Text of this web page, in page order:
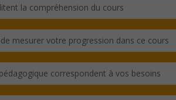
la compréhension du cours
mesurer votre progression dans ce cours
correspondent à vos besoins